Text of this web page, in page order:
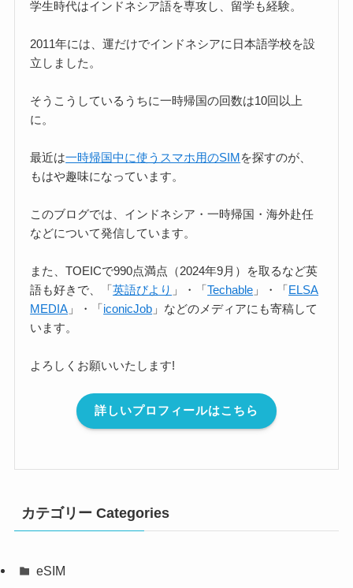
学生時代はインドネシア語を専攻し、留学も経験。
2011年には、運だけでインドネシアに日本語学校を設
立しました。
そうこうしているうちに一時帰国の回数は10回以上
に。
最近は一時帰国中に使うスマホ用のSIMを探すのが、
もはや趣味になっています。
このブログでは、インドネシア・一時帰国・海外赴任
などについて発信しています。
また、TOEICで990点満点（2024年9月）を取るなど英
語も好きで、「英語びより 」・「Techable 」・「ELSA
MEDIA 」・「iconicJob 」などのメディアにも寄稿して
います。
よろしくお願いいたします!
詳しいプロフィールはこちら
カテゴリー Categories
eSIM